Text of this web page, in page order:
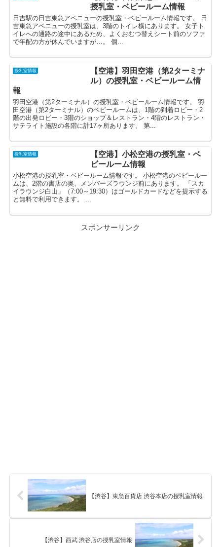
授乳室・ベビールーム情報
日吉駅の日吉東急アベニューの授乳室・ベビールーム情報です。 日
吉東急アベニューの授乳室は、3階のトイレ横にあります。 女子ト
イレへの通路の途中にあるため、よくおむつ替えシート前のソファ
で年配の方が休んでいますが…。 個...
授乳室情報
【空港】羽田空港（第2ターミナ
ル）の授乳室・ベビールーム情
報
羽田空港（第2ターミナル）の授乳室・ベビールーム情報です。 羽
田空港（第2ターミナル）のベビールームは、1階の到着ロビー・2
階の出発ロビー・3階のショップ＆レストラン・4階のレストラン・
サテライト施設の各階に計17ヶ所あります。 第...
授乳室情報
【空港】小松空港の授乳室・ベ
ビールーム情報
小松空港の授乳室・ベビールーム情報です。 小松空港のベビールー
ムは、2階の書店の奥、メンバーズラウンジ前にあります。 「スカ
イラウンジ白山」（7:00～19:30）はゴールドカードなどを提示する
と無料で利用できます。 ...
スポンサーリンク
【渋谷】東急百貨店 渋谷本店の授乳室情報
【渋谷】西武 渋谷店の授乳室情報